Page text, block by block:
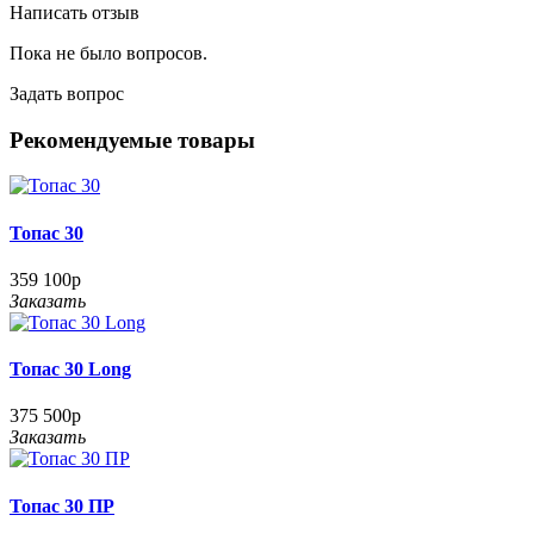
Написать отзыв
Пока не было вопросов.
Задать вопрос
Рекомендуемые товары
Топас 30
359 100р
Заказать
Топас 30 Long
375 500р
Заказать
Топас 30 ПР